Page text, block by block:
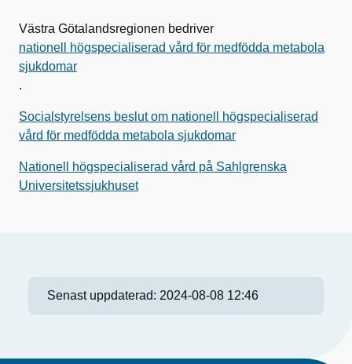
Västra Götalandsregionen bedriver
nationell högspecialiserad vård för medfödda metabola
sjukdomar
.
Socialstyrelsens beslut om nationell högspecialiserad
vård för medfödda metabola sjukdomar
Nationell högspecialiserad vård på Sahlgrenska
Universitetssjukhuset
Senast uppdaterad: 2024-08-08 12:46